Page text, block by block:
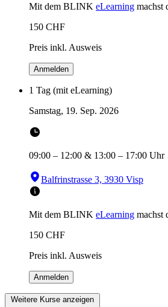
Mit dem BLINK eLearning machst
150 CHF
Preis inkl. Ausweis
Anmelden
1 Tag (mit eLearning)
Samstag, 19. Sep. 2026
09:00 – 12:00 & 13:00 – 17:00 Uhr
Balfrinstrasse 3, 3930 Visp
Mit dem BLINK eLearning machst
150 CHF
Preis inkl. Ausweis
Anmelden
Weitere Kurse anzeigen